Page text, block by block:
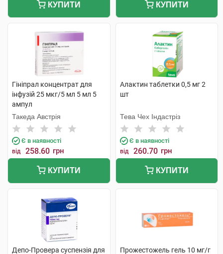
КУПИТИ КУПИТИ
Гініпрал концентрат для
інфузій 25 мкг/5 мл 5 мл 5
ампул
Такеда Австрія
Є в наявності
від 258.60 грн
КУПИТИ
Алактин таблетки 0,5 мг 2
шт
Тева Чех Індастріз
Є в наявності
від 260.70 грн
КУПИТИ
Депо-Провера суспензія для Прожестожель гель 10 мг/г